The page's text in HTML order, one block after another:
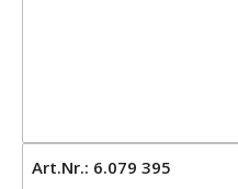
Art.Nr.: 6.079 395